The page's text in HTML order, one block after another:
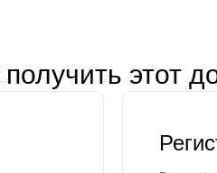
получить этот